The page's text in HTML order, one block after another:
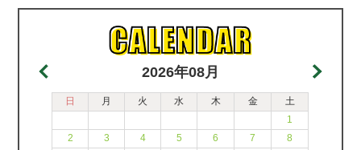
2026年08月
日 月 火 水 木 金
土
1
2
3 4 5 6 7
8